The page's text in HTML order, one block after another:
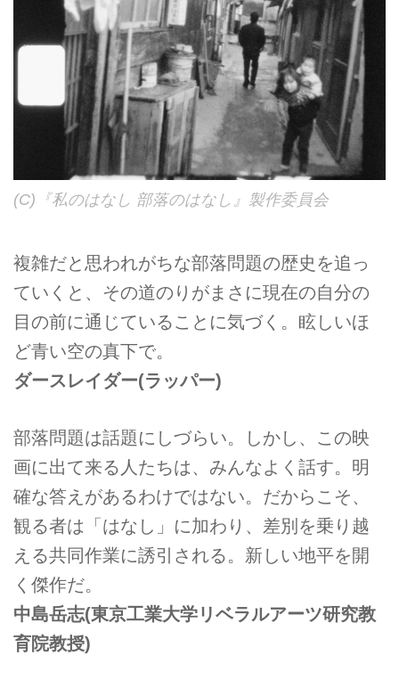
(C)『私のはなし 部落のはなし』製作委員会
複雑だと思われがちな部落問題の歴史を追っ
ていくと、その道のりがまさに現在の自分の
目の前に通じていることに気づく。眩しいほ
ど青い空の真下で。
ダースレイダー(ラッパー)
部落問題は話題にしづらい。しかし、この映
画に出て来る人たちは、みんなよく話す。明
確な答えがあるわけではない。だからこそ、
観る者は「はなし」に加わり、差別を乗り越
える共同作業に誘引される。新しい地平を開
く傑作だ。
中島岳志(東京工業大学リベラルアーツ研究教
育院教授)